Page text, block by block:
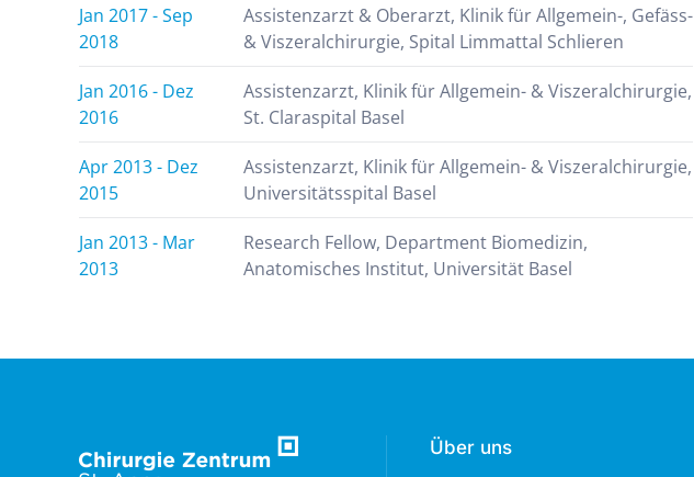
Jan 2017 - Sep
2018
Assistenzarzt & Oberarzt, Klinik für Allgemein-, Gefäss-
& Viszeralchirurgie, Spital Limmattal Schlieren
Jan 2016 - Dez
2016
Assistenzarzt, Klinik für Allgemein- & Viszeralchirurgie,
St. Claraspital Basel
Apr 2013 - Dez
2015
Assistenzarzt, Klinik für Allgemein- & Viszeralchirurgie,
Universitätsspital Basel
Jan 2013 - Mar
2013
Research Fellow, Department Biomedizin,
Anatomisches Institut, Universität Basel
Über uns